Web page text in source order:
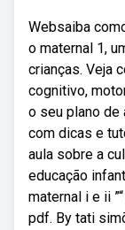
Websaiba
o maternal 1,
crianças. Veja
cognitivo,
o seu plano de
com dicas e
aula sobre a
educação
maternal i e ii
pdf. By tati